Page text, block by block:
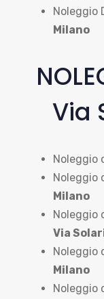
Noleggio
Milano
Via
Noleggio
Noleggio
Milano
Noleggio
Via
Noleggio
Milano
Noleggio